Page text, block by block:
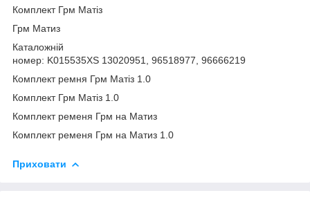
Комплект Грм Матіз
Грм Матиз
Каталожній
номер: K015535XS 13020951, 96518977, 96666219
Комплект ремня Грм Матіз 1.0
Комплект Грм Матіз 1.0
Комплект ременя Грм на Матиз
Комплект ременя Грм на Матиз 1.0
Приховати